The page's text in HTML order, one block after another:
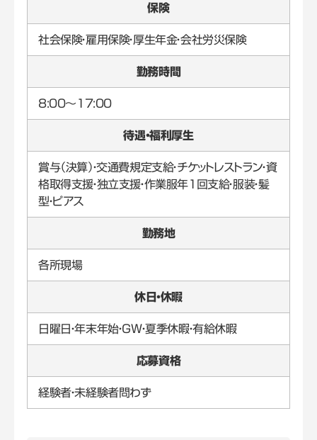
保険
社会保険・雇用保険・厚生年金・会社労災保険
勤務時間
8:00～17:00
待遇・福利厚生
賞与（決算）・交通費規定支給・チケットレストラン・資
格取得支援・独立支援・作業服年1回支給・服装・髪
型・ピアス
勤務地
各所現場
休日・休暇
日曜日・年末年始・GW・夏季休暇・有給休暇
応募資格
経験者・未経験者問わず